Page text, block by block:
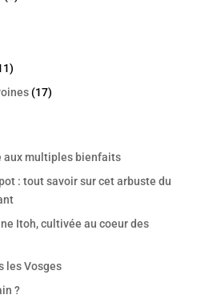
(17)
aux multiples bienfaits
: tout savoir sur cet arbuste du
Itoh, cultivée au coeur des
les Vosges
?